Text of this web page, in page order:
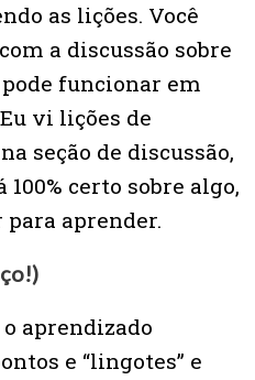
as lições. Você
a discussão sobre
funcionar em
vi lições de
seção de discussão,
certo sobre algo,
aprender.
aprendizado
e “lingotes” e